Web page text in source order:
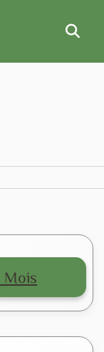
Mois